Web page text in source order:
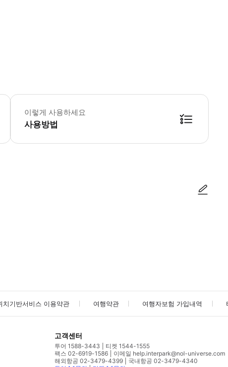
· 저희 코스는 반드시 방문하시는 인원수만큼 예약해주세요. · 메뉴는 구
이렇게 사용하세요
사용방법
치기반서비스 이용약관 여행약관 여행자보험 가입내역
고객센터
투어 1588-3443
티켓 1544-1555
팩스 02-6919-1586
이메일 help.interpark@nol-universe.com
해외항공 02-3479-4399
국내항공 02-3479-4340